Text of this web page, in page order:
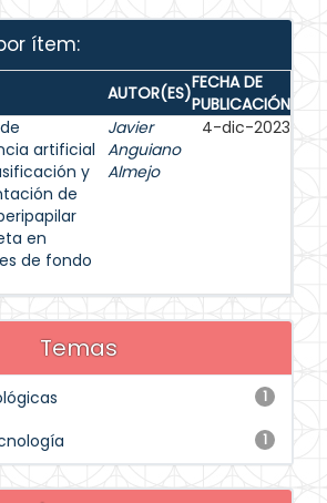
ítem:
AUTOR(ES)FECHA DE
PUBLICACIÓN
artificial
y
de
en
de fondo
Javier
Anguiano
Almejo
4-dic-2023
Temas
1
1